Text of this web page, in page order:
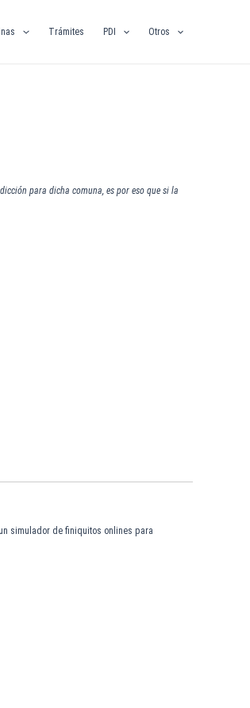
Trámites PDI Otros
para dicha comuna, es por eso que si la
simulador de finiquitos onlines para